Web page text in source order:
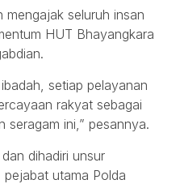
mengajak seluruh insan
HUT Bhayangkara
setiap pelayanan
rakyat sebagai
seragam ini,” pesannya.
dihadiri unsur
utama Polda